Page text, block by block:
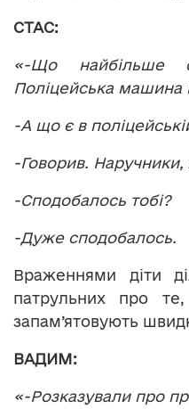
СТАС:
«-Що найбільше
Поліцейська машина
-А що є в
-Говорив.
-Сподобалось тобі?
-Дуже сподобалось.
Враженнями діти
патрульних про
запам’ятовують
ВАДИМ:
«-Розказували про